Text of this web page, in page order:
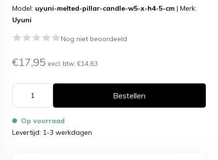
Model: uyuni-melted-pillar-candle-w5-x-h4-5-cm | Merk:
Uyuni
Nog niet beoordeeld
€17,95 excl. btw: €14,83
Bestellen
Op voorraad
Levertijd: 1-3 werkdagen